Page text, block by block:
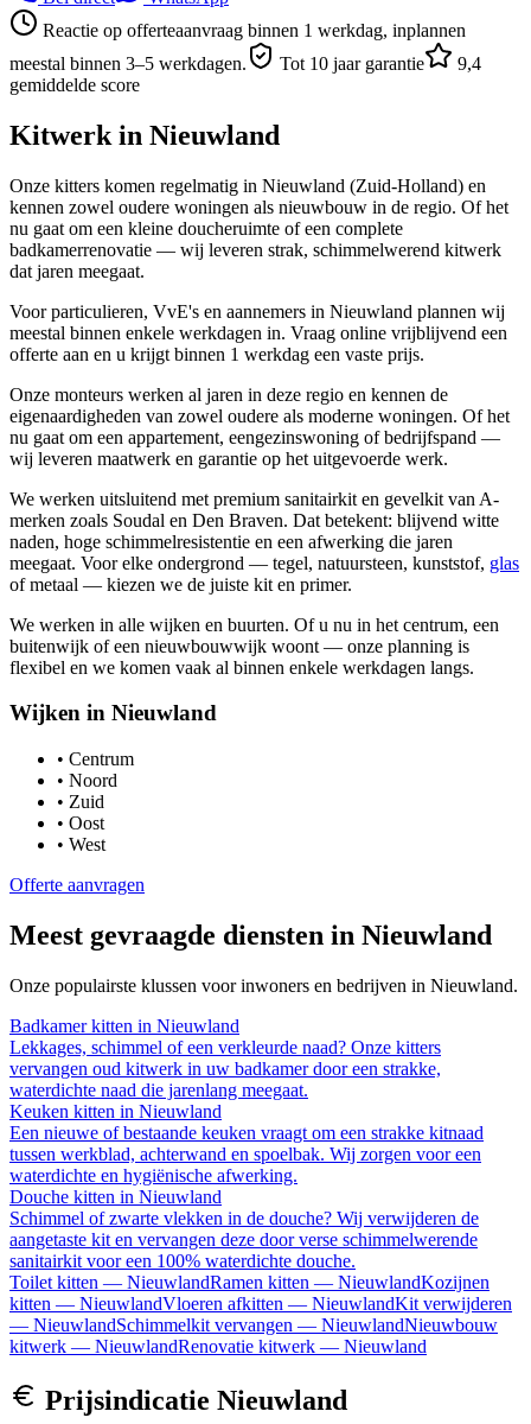
Reactie op offerteaanvraag binnen 1 werkdag, inplannen
meestal binnen 3–5 werkdagen.
Tot 10 jaar garantie
9,4
gemiddelde score
Kitwerk in Nieuwland
Onze kitters komen regelmatig in Nieuwland (Zuid-Holland) en
kennen zowel oudere woningen als nieuwbouw in de regio. Of het
nu gaat om een kleine doucheruimte of een complete
badkamerrenovatie — wij leveren strak, schimmelwerend kitwerk
dat jaren meegaat.
Voor particulieren, VvE's en aannemers in Nieuwland plannen wij
meestal binnen enkele werkdagen in. Vraag online vrijblijvend een
offerte aan en u krijgt binnen 1 werkdag een vaste prijs.
Onze monteurs werken al jaren in deze regio en kennen de
eigenaardigheden van zowel oudere als moderne woningen. Of het
nu gaat om een appartement, eengezinswoning of bedrijfspand —
wij leveren maatwerk en garantie op het uitgevoerde werk.
We werken uitsluitend met premium sanitairkit en gevelkit van A-
merken zoals Soudal en Den Braven. Dat betekent: blijvend witte
naden, hoge schimmelresistentie en een afwerking die jaren
meegaat. Voor elke ondergrond — tegel, natuursteen, kunststof, glas
of metaal — kiezen we de juiste kit en primer.
We werken in alle wijken en buurten. Of u nu in het centrum, een
buitenwijk of een nieuwbouwwijk woont — onze planning is
flexibel en we komen vaak al binnen enkele werkdagen langs.
Wijken in Nieuwland
• Centrum
• Noord
• Zuid
• Oost
• West
Offerte aanvragen
Meest gevraagde diensten in Nieuwland
Onze populairste klussen voor inwoners en bedrijven in Nieuwland.
Badkamer kitten in Nieuwland
Lekkages, schimmel of een verkleurde naad? Onze kitters
vervangen oud kitwerk in uw badkamer door een strakke,
waterdichte naad die jarenlang meegaat.
Keuken kitten in Nieuwland
Een nieuwe of bestaande keuken vraagt om een strakke kitnaad
tussen werkblad, achterwand en spoelbak. Wij zorgen voor een
waterdichte en hygiënische afwerking.
Douche kitten in Nieuwland
Schimmel of zwarte vlekken in de douche? Wij verwijderen de
aangetaste kit en vervangen deze door verse schimmelwerende
sanitairkit voor een 100% waterdichte douche.
Toilet kitten — NieuwlandRamen kitten — NieuwlandKozijnen
kitten — NieuwlandVloeren afkitten — NieuwlandKit verwijderen
— NieuwlandSchimmelkit vervangen — NieuwlandNieuwbouw
kitwerk — NieuwlandRenovatie kitwerk — Nieuwland
Prijsindicatie Nieuwland